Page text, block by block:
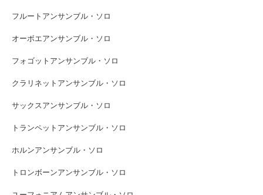
フルートアンサンブル・ソロ
オーボエアンサンブル・ソロ
フォゴットアンサンブル・ソロ
クラリネットアンサンブル・ソロ
サックスアンサンブル・ソロ
トランペットアンサンブル・ソロ
ホルンアンサンブル・ソロ
トロンボーンアンサンブル・ソロ